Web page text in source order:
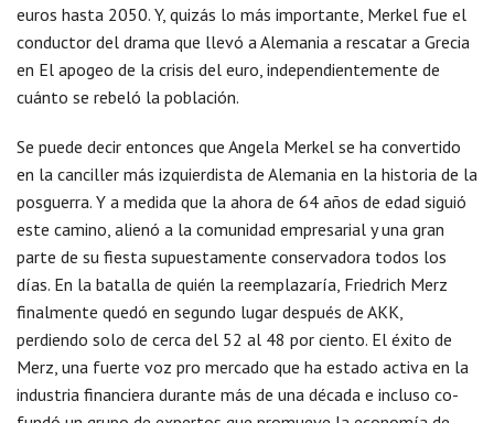
euros hasta 2050. Y, quizás lo más importante, Merkel fue el
conductor del drama que llevó a Alemania a rescatar a Grecia
en El apogeo de la crisis del euro, independientemente de
cuánto se rebeló la población.
Se puede decir entonces que Angela Merkel se ha convertido
en la canciller más izquierdista de Alemania en la historia de la
posguerra. Y a medida que la ahora de 64 años de edad siguió
este camino, alienó a la comunidad empresarial y una gran
parte de su fiesta supuestamente conservadora todos los
días. En la batalla de quién la reemplazaría, Friedrich Merz
finalmente quedó en segundo lugar después de AKK,
perdiendo solo de cerca del 52 al 48 por ciento. El éxito de
Merz, una fuerte voz pro mercado que ha estado activa en la
industria financiera durante más de una década e incluso co-